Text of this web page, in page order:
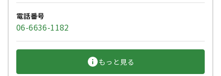
電話番号
06-6636-1182
もっと見る